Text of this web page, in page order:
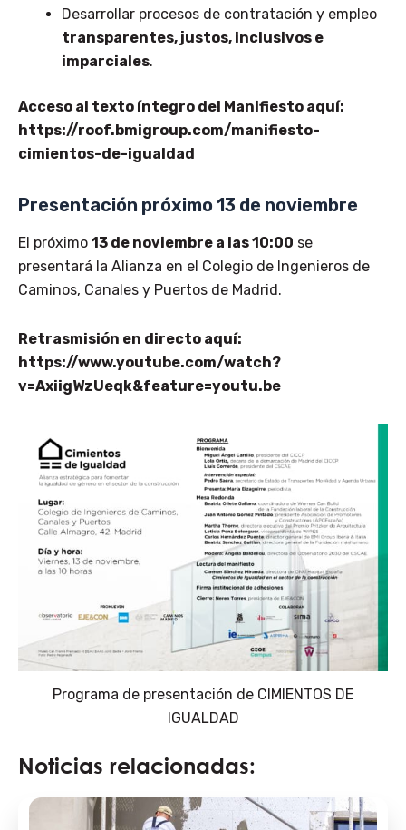
Desarrollar procesos de contratación y empleo
transparentes, justos, inclusivos e
imparciales.
Acceso al texto íntegro del Manifiesto aquí:
https://roof.bmigroup.com/manifiesto-
cimientos-de-igualdad
Presentación próximo 13 de noviembre
El próximo 13 de noviembre a las 10:00 se
presentará la Alianza en el Colegio de Ingenieros de
Caminos, Canales y Puertos de Madrid.
Retrasmisión en directo aquí:
https://www.youtube.com/watch?
v=AxiigWzUeqk&feature=youtu.be
Programa de presentación de CIMIENTOS DE
IGUALDAD
Noticias relacionadas: